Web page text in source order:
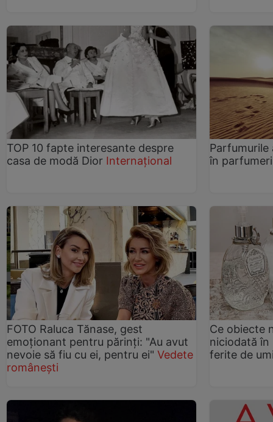
TOP 10 fapte interesante despre
casa de modă Dior Internațional
în
FOTO Raluca Tănase, gest
emoționant pentru părinți: "Au avut
nevoie să fiu cu ei, pentru ei" Vedete
românești
Ce obiecte
niciodată în
ferite de